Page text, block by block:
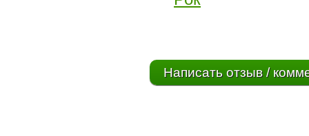
Написать отзыв /